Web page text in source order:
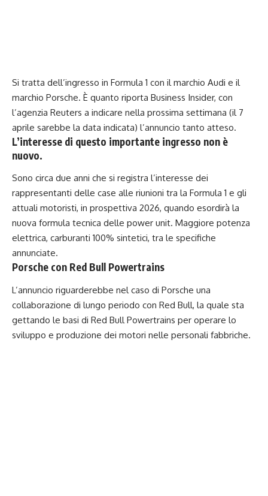
Si tratta dell’ingresso in Formula 1 con il marchio Audi e il
marchio Porsche. È quanto riporta Business Insider, con
l’agenzia Reuters a indicare nella prossima settimana (il 7
aprile sarebbe la data indicata) l’annuncio tanto atteso.
L’interesse di questo importante ingresso non è
nuovo.
Sono circa due anni che si registra l’interesse dei
rappresentanti delle case alle riunioni tra la Formula 1 e gli
attuali motoristi, in prospettiva 2026, quando esordirà la
nuova formula tecnica delle power unit. Maggiore potenza
elettrica, carburanti 100% sintetici, tra le specifiche
annunciate.
Porsche con Red Bull Powertrains
L’annuncio riguarderebbe nel caso di Porsche una
collaborazione di lungo periodo con Red Bull, la quale sta
gettando le basi di Red Bull Powertrains per operare lo
sviluppo e produzione dei motori nelle personali fabbriche.